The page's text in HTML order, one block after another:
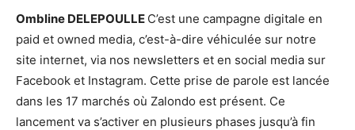
Ombline DELEPOULLE C’est une campagne digitale en
paid et owned media, c’est-à-dire véhiculée sur notre
site internet, via nos newsletters et en social media sur
Facebook et Instagram. Cette prise de parole est lancée
dans les 17 marchés où Zalondo est présent. Ce
lancement va s’activer en plusieurs phases jusqu’à fin